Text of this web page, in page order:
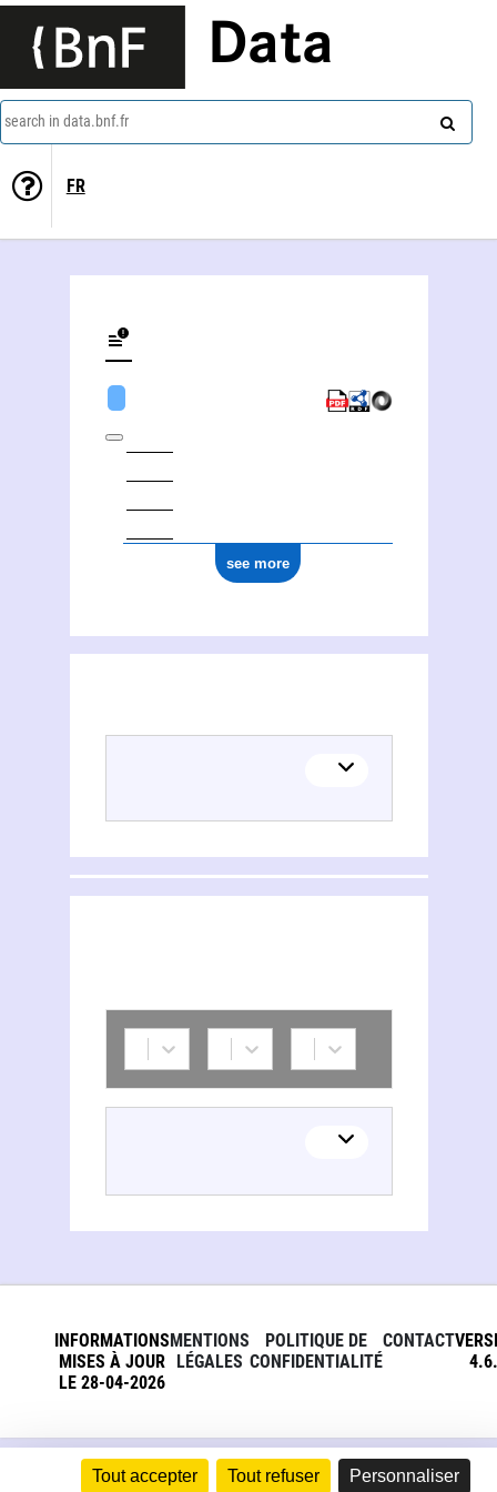
Tout accepter Tout refuser Personnaliser
Data
search in data.bnf.fr
FR
see more
INFORMATIONS
MISES À JOUR
LE 28-04-2026
MENTIONS
LÉGALES
POLITIQUE DE
CONFIDENTIALITÉ
CONTACT